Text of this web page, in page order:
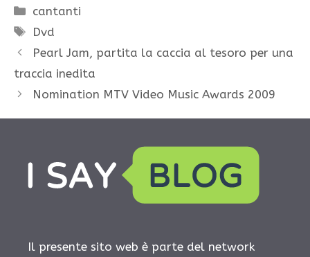
Categorie
cantanti
Tag
Dvd
Pearl Jam, partita la caccia al tesoro per una
traccia inedita
Nomination MTV Video Music Awards 2009
Il presente sito web è parte del network